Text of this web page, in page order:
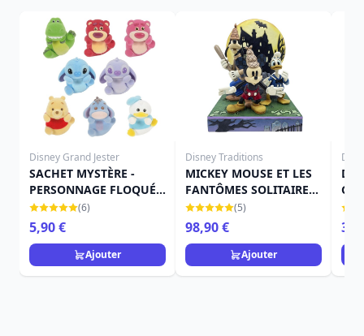
Disney Grand Jester
SACHET MYSTÈRE -
PERSONNAGE FLOQUÉ
GRIMPANT - DISNEY
GRAND JESTER
(6)
5,90 €
Ajouter
Disney Traditions
MICKEY MOUSE ET LES
FANTÔMES SOLITAIRES
- DISNEY TRADITIONS
(5)
98,90 €
Ajouter